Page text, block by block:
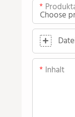
Inhalt